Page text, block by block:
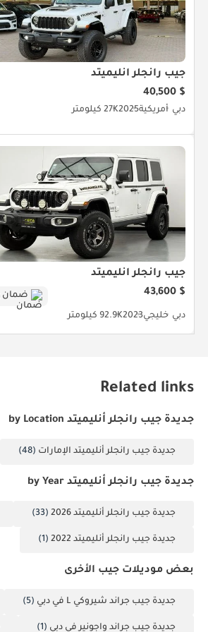
جيب رانجلر أنليميتد
$ 40,500
دبي أمريكية202527K كيلومتر
جيب رانجلر أنليميتد
$ 43,600
ضمان
دبي خليجي202392.9K كيلومتر
Related links
جديدة جيب رانجلر أنليميتد by Location
جديدة جيب رانجلر أنليميتد الإمارات (48)
جديدة جيب رانجلر أنليميتد by Year
جديدة جيب رانجلر أنليميتد 2026 (33)
جديدة جيب رانجلر أنليميتد 2022 (1)
بعض موديلات جيب الأخرى
جديدة جيب جراند شيروكي L في دبي (5)
جديدة جيب جراند واجونير في دبي (1)